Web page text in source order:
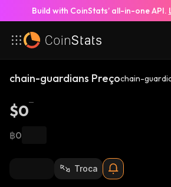
Build with CoinStats’ all-in-one API.
chain-guardians Preçochain-
$0
฿0
Troca